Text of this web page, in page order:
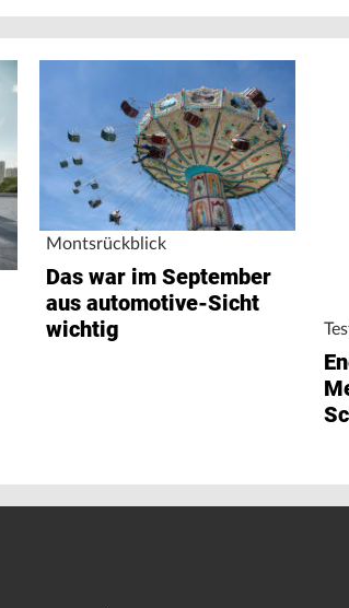
Montsrückblick
Das war im September
aus automotive-Sicht
wichtig